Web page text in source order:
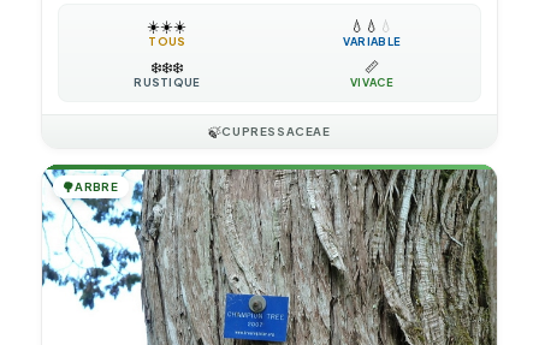
☀️☀️☀️
TOUS
💧 💧 💧
VARIABLE
❄️❄️❄️
RUSTIQUE
📏
VIVACE
🍃CUPRESSACEAE
🌳ARBRE